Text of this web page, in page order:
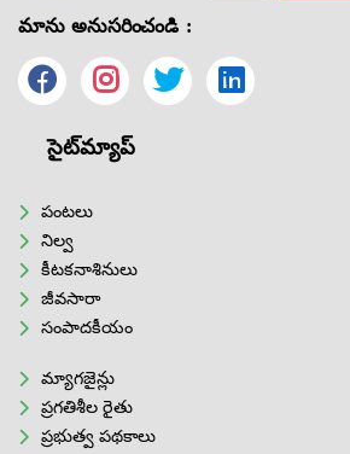
మాను అనుసరించండి :
సైట్‌మ్యాప్
పంటలు
నిల్వ
కీటకనాశినులు
జీవసారా
సంపాదకీయం
మ్యాగజైన్లు
ప్రగతిశీల రైతు
ప్రభుత్వ పథకాలు